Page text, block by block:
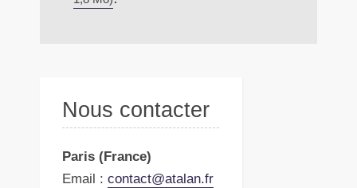
Nous contacter
Paris (France)
Email :contact@atalan.fr